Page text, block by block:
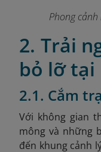
Phong
2. Trải
bỏ lỡ tại
2.1. Cắm
Với không gian
mông và những
đến khung cảnh